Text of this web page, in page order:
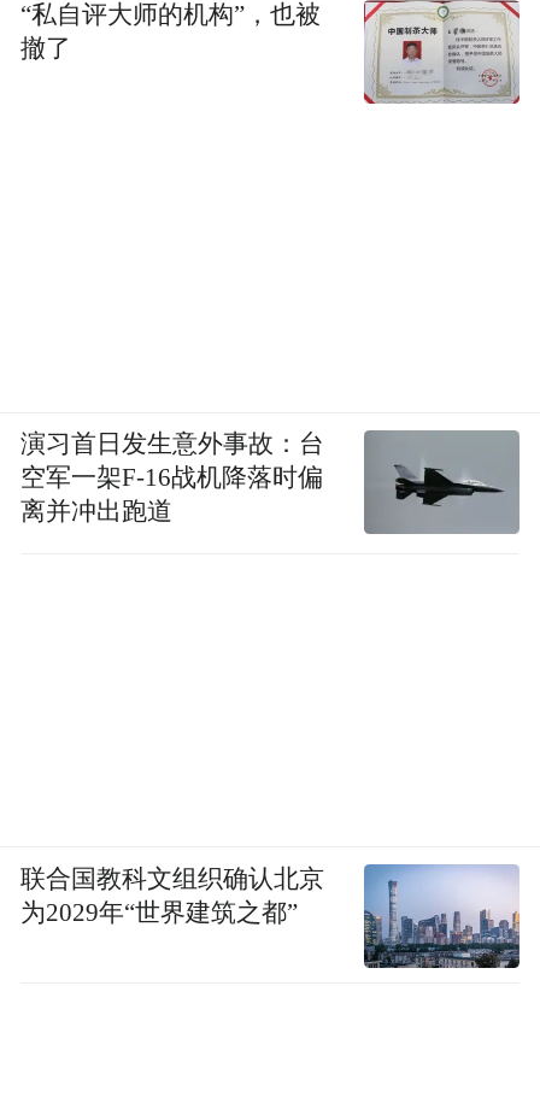
“私自评大师的机构”，也被
撤了
演习首日发生意外事故：台
空军一架F-16战机降落时偏
离并冲出跑道
联合国教科文组织确认北京
为2029年“世界建筑之都”